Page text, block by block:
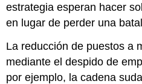
estrategia esperan hacer
en lugar de perder una
La reducción de puestos a
mediante el despido de
por ejemplo, la cadena